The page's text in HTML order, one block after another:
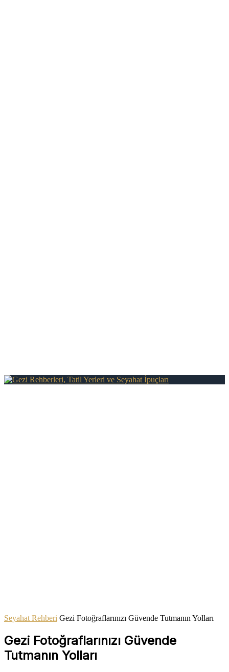
Seyahat Rehberi Gezi Fotoğraflarınızı Güvende Tutmanın Yolları
Gezi Fotoğraflarınızı Güvende
Tutmanın Yolları